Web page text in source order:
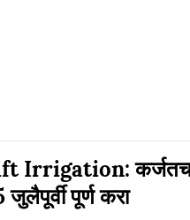
Irrigation: कर्जतचा
पूर्ण करा